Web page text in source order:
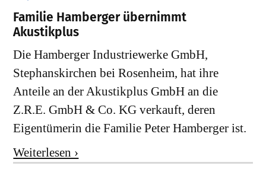
Familie Hamberger übernimmt
Akustikplus
Die Hamberger Industriewerke GmbH,
Stephanskirchen bei Rosenheim, hat ihre
Anteile an der Akustikplus GmbH an die
Z.R.E. GmbH & Co. KG verkauft, deren
Eigentümerin die Familie Peter Hamberger ist.
Weiterlesen ›